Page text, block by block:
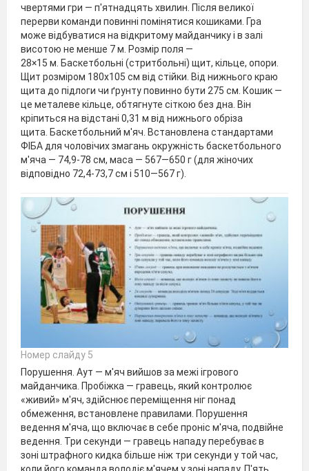
чвертями гри — п'ятнадцять хвилин. Після великої
перерви команди повинні помінятися кошиками. Гра
може відбуватися на відкритому майданчику і в залі
висотою не менше 7 м. Розмір поля —
28×15 м. Баскетбольні (стритбольні) щит, кільце, опори.
Щит розміром 180х105 см від стійки. Від нижнього краю
щита до підлоги чи ґрунту повинно бути 275 см. Кошик —
це металеве кільце, обтягнуте сіткою без дна. Він
кріпиться на відстані 0,31 м від нижнього обріза
щита. Баскетбольний м'яч. Встановлена ​​стандартами
ФІБА для чоловічих змагань окружність баскетбольного
м'яча — 74,9-78 см, маса — 567—650 г (для жіночих
відповідно 72,4-73,7 см і 510—567 г).
Номер слайду 5
Порушення. Аут — м'яч вийшов за межі ігрового
майданчика. Пробіжка — гравець, який контролює
«живий» м'яч, здійснює переміщення ніг понад
обмеження, встановлене правилами. Порушення
ведення м'яча, що включає в себе проніс м'яча, подвійне
ведення. Три секунди — гравець нападу перебуває в
зоні штрафного кидка більше ніж три секунди у той час,
коли його команда володіє м'ячем у зоні нападу. П'ять